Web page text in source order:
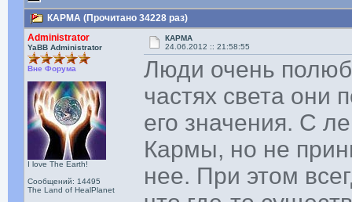
КАРМА (Прочитано 34228 раз)
Administrator
YaBB Administrator
Вне Форума
I love The Earth!
Сообщений: 14495
The Land of HealPlanet
КАРМА
24.06.2012 :: 21:58:55
Люди очень
частях света они
его значения. С
Кармы, но не
нее. При этом